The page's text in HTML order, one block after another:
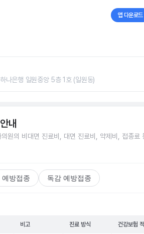
앱 다운로드
나은행 일원중앙 5층 1호 (일원동)
내
원의 비대면 진료비, 대면 진료비, 약제비, 접종료
방접종 독감 예방접종
비고 진료 방식 건강보험